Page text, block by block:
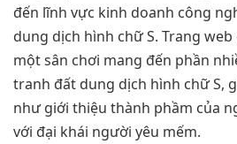
đến lĩnh vực kinh doanh công
dung dịch hình chữ S. Trang
một sân chơi mang đến phần
tranh đất dung dịch hình chữ S,
như giới thiệu thành phầm của
với đại khái người yêu mếm.